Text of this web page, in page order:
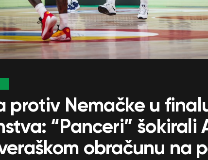
protiv Nemačke u
“Panceri” šokirali
obračunu na